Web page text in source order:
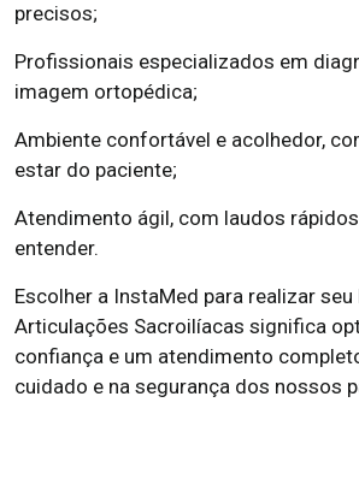
precisos;
Profissionais especializados em
imagem ortopédica;
Ambiente confortável e acolhedor,
estar do paciente;
Atendimento ágil, com laudos
entender.
Escolher a InstaMed para realizar seu
Articulações Sacroilíacas significa
confiança e um atendimento
cuidado e na segurança dos nossos